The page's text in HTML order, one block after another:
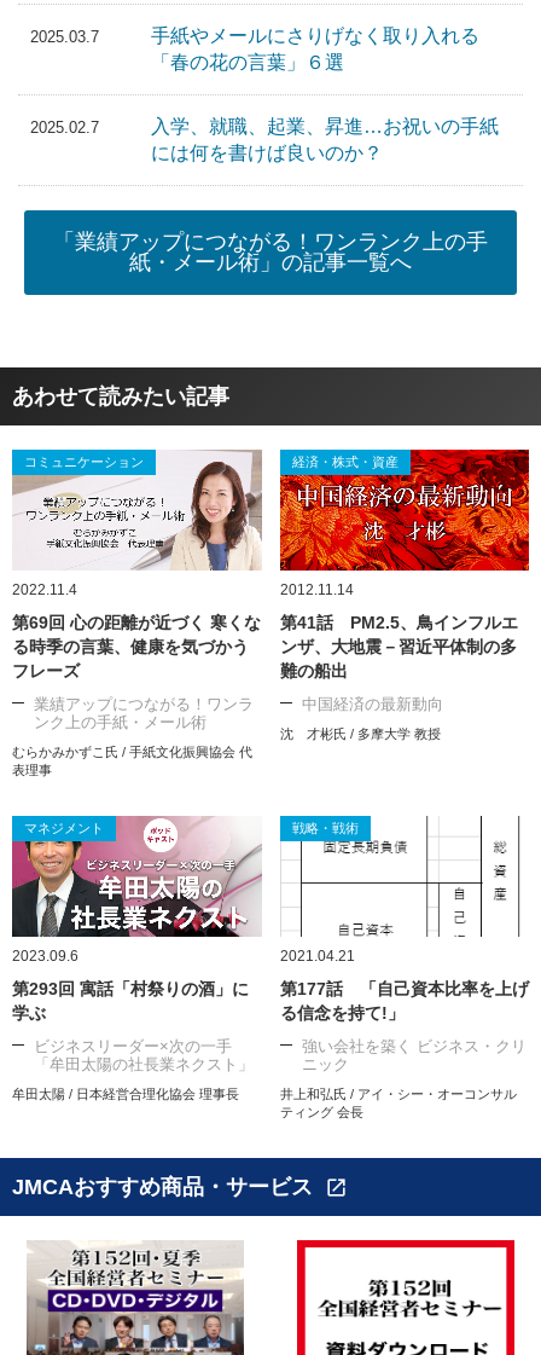
2025.03.7
手紙やメールにさりげなく取り入れる
「春の花の言葉」６選
2025.02.7
入学、就職、起業、昇進…お祝いの手紙
には何を書けば良いのか？
「業績アップにつながる！ワンランク上の手
紙・メール術」の記事一覧へ
あわせて読みたい記事
コミュニケーション
2022.11.4
第69回 心の距離が近づく 寒くな
る時季の言葉、健康を気づかう
フレーズ
業績アップにつながる！ワンラ
ンク上の手紙・メール術
むらかみかずこ氏 / 手紙文化振興協会 代
表理事
経済・株式・資産
2012.11.14
第41話 PM2.5、鳥インフルエ
ンザ、大地震－習近平体制の多
難の船出
中国経済の最新動向
沈 才彬氏 / 多摩大学 教授
マネジメント
2023.09.6
第293回 寓話「村祭りの酒」に
学ぶ
ビジネスリーダー×次の一手
「牟田太陽の社長業ネクスト」
牟田太陽 / 日本経営合理化協会 理事長
戦略・戦術
2021.04.21
第177話 「自己資本比率を上げ
る信念を持て!」
強い会社を築く ビジネス・クリ
ニック
井上和弘氏 / アイ・シー・オーコンサル
ティング 会長
JMCAおすすめ商品・サービス open_in_new